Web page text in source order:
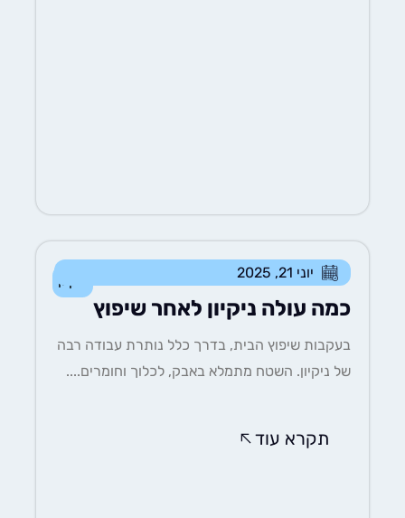
יוני 21, 2025
כמה עולה ניקיון לאחר שיפוץ
בעקבות שיפוץ הבית, בדרך כלל נותרת עבודה רבה
של ניקיון. השטח מתמלא באבק, לכלוך וחומרים....
תקרא עוד